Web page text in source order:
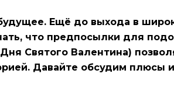
Ещё до выхода в
что предпосылки для
Святого Валентина)
Давайте обсудим плюсы